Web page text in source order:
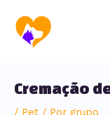
para
conteúdo
Cremação
/ Pet / Por grupo
navigation